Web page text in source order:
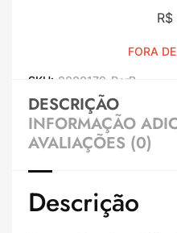
R$
FORA
SKU: 8000179-PerB
DESCRIÇÃO
INFORMAÇÃO
AVALIAÇÕES (0)
Descrição